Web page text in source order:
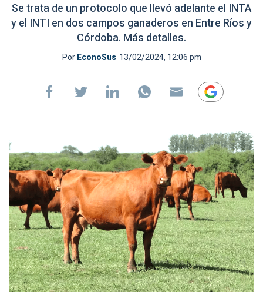
Se trata de un protocolo que llevó adelante el INTA
y el INTI en dos campos ganaderos en Entre Ríos y
Córdoba. Más detalles.
PorEconoSus 13/02/2024, 12:06 pm